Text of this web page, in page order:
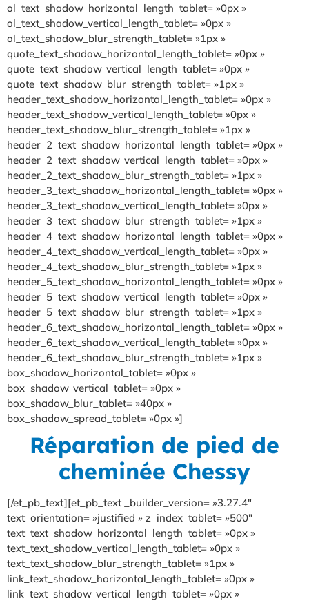
ol_text_shadow_horizontal_length_tablet= »0px »
ol_text_shadow_vertical_length_tablet= »0px »
ol_text_shadow_blur_strength_tablet= »1px »
quote_text_shadow_horizontal_length_tablet= »0px »
quote_text_shadow_vertical_length_tablet= »0px »
quote_text_shadow_blur_strength_tablet= »1px »
header_text_shadow_horizontal_length_tablet= »0px »
header_text_shadow_vertical_length_tablet= »0px »
header_text_shadow_blur_strength_tablet= »1px »
header_2_text_shadow_horizontal_length_tablet= »0px »
header_2_text_shadow_vertical_length_tablet= »0px »
header_2_text_shadow_blur_strength_tablet= »1px »
header_3_text_shadow_horizontal_length_tablet= »0px »
header_3_text_shadow_vertical_length_tablet= »0px »
header_3_text_shadow_blur_strength_tablet= »1px »
header_4_text_shadow_horizontal_length_tablet= »0px »
header_4_text_shadow_vertical_length_tablet= »0px »
header_4_text_shadow_blur_strength_tablet= »1px »
header_5_text_shadow_horizontal_length_tablet= »0px »
header_5_text_shadow_vertical_length_tablet= »0px »
header_5_text_shadow_blur_strength_tablet= »1px »
header_6_text_shadow_horizontal_length_tablet= »0px »
header_6_text_shadow_vertical_length_tablet= »0px »
header_6_text_shadow_blur_strength_tablet= »1px »
box_shadow_horizontal_tablet= »0px »
box_shadow_vertical_tablet= »0px »
box_shadow_blur_tablet= »40px »
box_shadow_spread_tablet= »0px »]
Réparation de pied de
cheminée Chessy
[/et_pb_text][et_pb_text _builder_version= »3.27.4″
text_orientation= »justified » z_index_tablet= »500″
text_text_shadow_horizontal_length_tablet= »0px »
text_text_shadow_vertical_length_tablet= »0px »
text_text_shadow_blur_strength_tablet= »1px »
link_text_shadow_horizontal_length_tablet= »0px »
link_text_shadow_vertical_length_tablet= »0px »